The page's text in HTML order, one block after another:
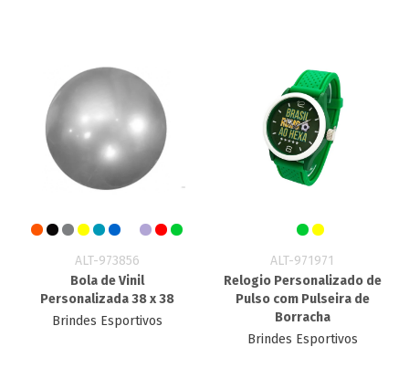
ALT-973856
Bola de Vinil
Personalizada 38 x 38
Brindes Esportivos
ALT-971971
Relogio Personalizado de
Pulso com Pulseira de
Borracha
Brindes Esportivos